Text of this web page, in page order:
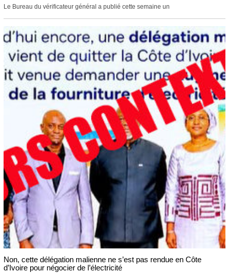
Le Bureau du vérificateur général a publié cette semaine un
Non, cette délégation malienne ne s’est pas rendue en Côte
d’Ivoire pour négocier de l’électricité